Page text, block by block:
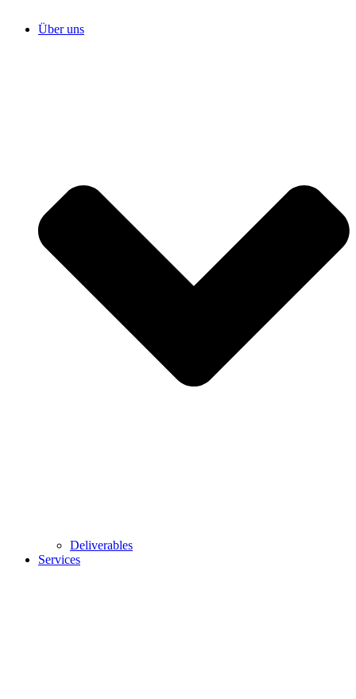
Über uns
Deliverables
Services